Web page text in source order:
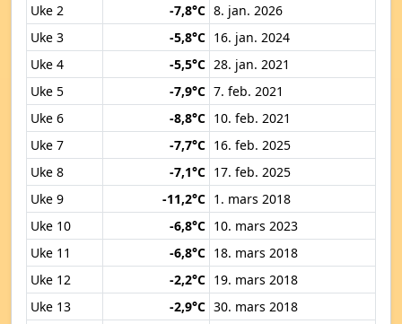
Uke 2
-7,8°C 8. jan. 2026
Uke 3
-5,8°C 16. jan. 2024
Uke 4
-5,5°C 28. jan. 2021
Uke 5
-7,9°C 7. feb. 2021
Uke 6
-8,8°C 10. feb. 2021
Uke 7
-7,7°C 16. feb. 2025
Uke 8
-7,1°C 17. feb. 2025
Uke 9
-11,2°C 1. mars 2018
Uke 10
-6,8°C 10. mars 2023
Uke 11
-6,8°C 18. mars 2018
Uke 12
-2,2°C 19. mars 2018
Uke 13
-2,9°C 30. mars 2018